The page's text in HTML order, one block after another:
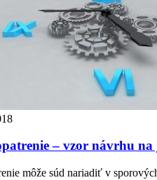
– vzor návrhu na
môže súd nariadiť v